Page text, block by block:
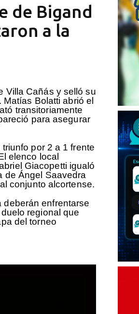
de Bigand
a la
Villa Cañás y selló su
Bolatti abrió el
transitoriamente
para asegurar
por 2 a 1 frente
elenco local
Giacopetti igualó
de Ángel Saavedra
conjunto alcortense.
deberán enfrentarse
regional que
del torneo